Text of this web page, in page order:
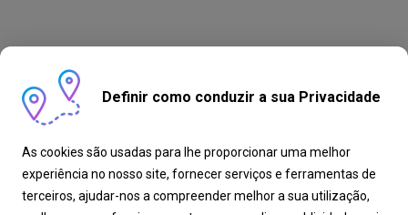
Definir como conduzir a sua Privacidade
As cookies são usadas para lhe proporcionar uma melhor
experiência no nosso site, fornecer serviços e ferramentas de
terceiros, ajudar-nos a compreender melhor a sua utilização,